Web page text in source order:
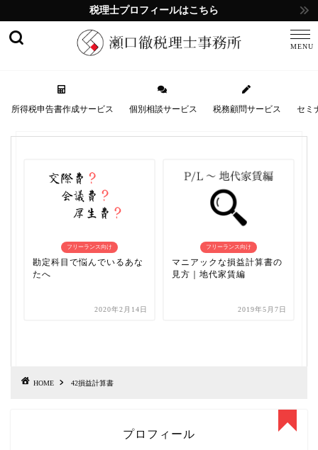
税理士プロフィールはこちら
所得税申告書作成サービス 個別相談サービス 税務顧問サービス セミ
フリーランス向け
勘定科目で悩んでいるあな
たへ
2020年2月14日
フリーランス向け
マニアックな損益計算書の
見方｜地代家賃編
2019年5月7日
HOME 42損益計算書
プロフィール